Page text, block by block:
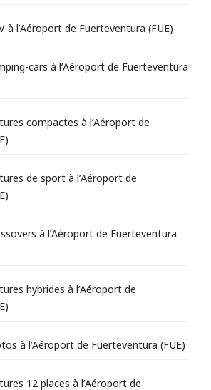
à l’Aéroport de Fuerteventura (FUE)
cars à l’Aéroport de Fuerteventura
compactes à l’Aéroport de
de sport à l’Aéroport de
à l’Aéroport de Fuerteventura
hybrides à l’Aéroport de
à l’Aéroport de Fuerteventura (FUE)
12 places à l’Aéroport de